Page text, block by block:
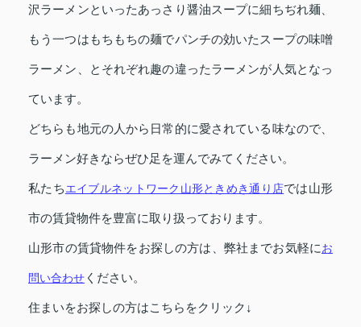
沢ラーメンといったあっさり醤油スープに細ちぢれ麺、
もう一つはもちもちの麺でパンチの効いたスープの味噌
ラーメン、とそれぞれ趣の違ったラーメンが人気となっ
ています。
どちらも地元の人から日常的に愛されている味なので、
ラーメン好きならぜひ足を運んでみてください。
私たちエイブルネットワーク山形ときめき通り店では山形
市の賃貸物件を豊富に取り扱っております。
山形市の賃貸物件をお探しの方は、弊社までお気軽にお
問い合わせ ください。
住まいをお探しの方はこちらをクリック↓